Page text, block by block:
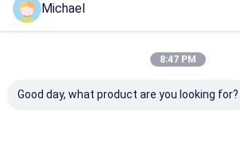
Recommended Products
Michael
8:47 PM
Good day, what product are you looking for?